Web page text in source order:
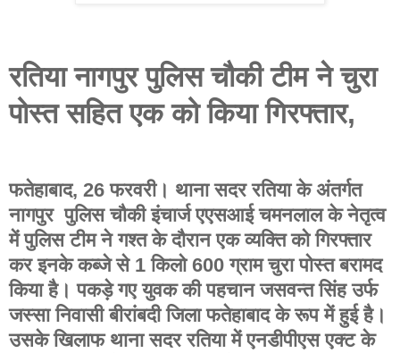
रतिया नागपुर पुलिस चौकी टीम ने चुरा
पोस्त सहित एक को किया गिरफ्तार,
फतेहाबाद, 26 फरवरी। थाना सदर रतिया के अंतर्गत
नागपुर पुलिस चौकी इंचार्ज एएसआई चमनलाल के नेतृत्व
में पुलिस टीम ने गश्त के दौरान एक व्यक्ति को गिरफ्तार
कर इनके कब्जे से 1 किलो 600 ग्राम चुरा पोस्त बरामद
किया है। पकड़े गए युवक की पहचान जसवन्त सिंह उर्फ
जस्सा निवासी बीरांबदी जिला फतेहाबाद के रूप में हुई है।
उसके खिलाफ थाना सदर रतिया में एनडीपीएस एक्ट के